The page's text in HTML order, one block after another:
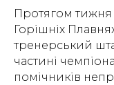
Протягом тижня
Горішніх
тренерський
частині
помічників